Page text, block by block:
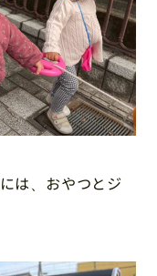
は、おやつとジ